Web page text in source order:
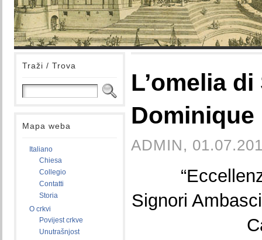
Traži / Trova
Mapa weba
Italiano
Chiesa
Collegio
Contatti
Storia
O crkvi
Povijest crkve
Unutrašnjost
L’omelia
Dominique
ADMIN,
Signori